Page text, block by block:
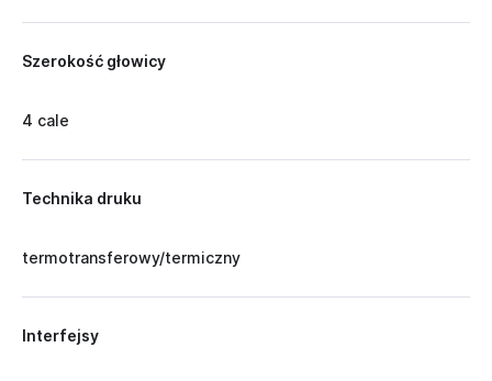
Szerokość głowicy
4 cale
Technika druku
termotransferowy/termiczny
Interfejsy